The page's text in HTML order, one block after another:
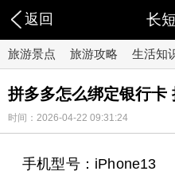
返回 长
旅游景点 旅游攻略 生活知
拼多多怎么绑定银行卡
时间：2026-04-22 09:31:24
手机型号：iPhone13